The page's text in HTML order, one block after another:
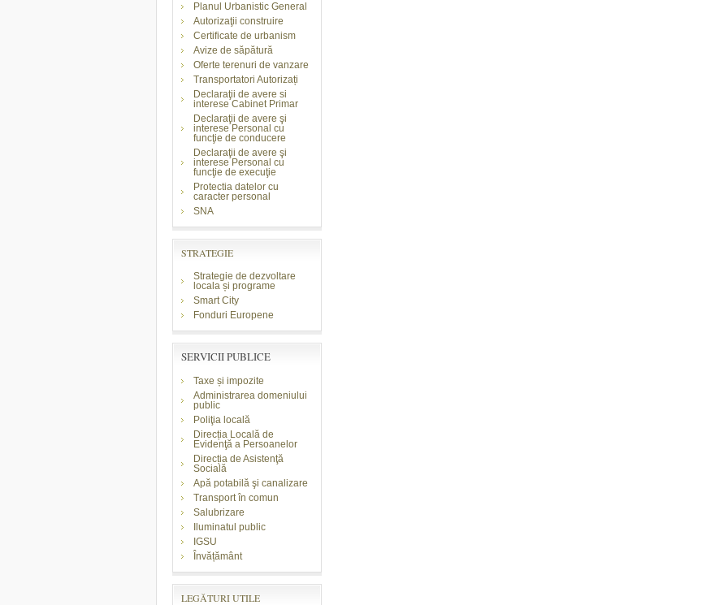
Planul Urbanistic General
Autorizaţii construire
Certificate de urbanism
Avize de săpătură
Oferte terenuri de vanzare
Transportatori Autorizați
Declaraţii de avere si
interese Cabinet Primar
Declaraţii de avere şi
interese Personal cu
funcţie de conducere
Declaraţii de avere şi
interese Personal cu
funcţie de execuţie
Protectia datelor cu
caracter personal
SNA
STRATEGIE
Strategie de dezvoltare
locala și programe
Smart City
Fonduri Europene
SERVICII PUBLICE
Taxe și impozite
Administrarea domeniului
public
Poliţia locală
Direcția Locală de
Evidenţă a Persoanelor
Direcția de Asistenţă
Socială
Apă potabilă şi canalizare
Transport în comun
Salubrizare
Iluminatul public
IGSU
Învățământ
LEGĂTURI UTILE